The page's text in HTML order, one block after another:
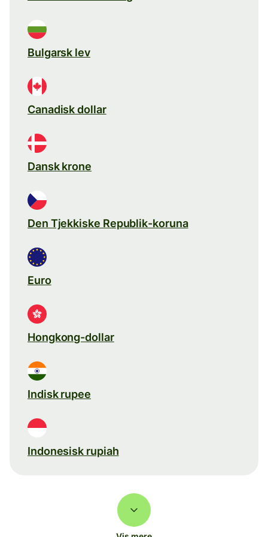
Bulgarsk lev
Canadisk dollar
Dansk krone
Den Tjekkiske Republik-koruna
Euro
Hongkong-dollar
Indisk rupee
Indonesisk rupiah